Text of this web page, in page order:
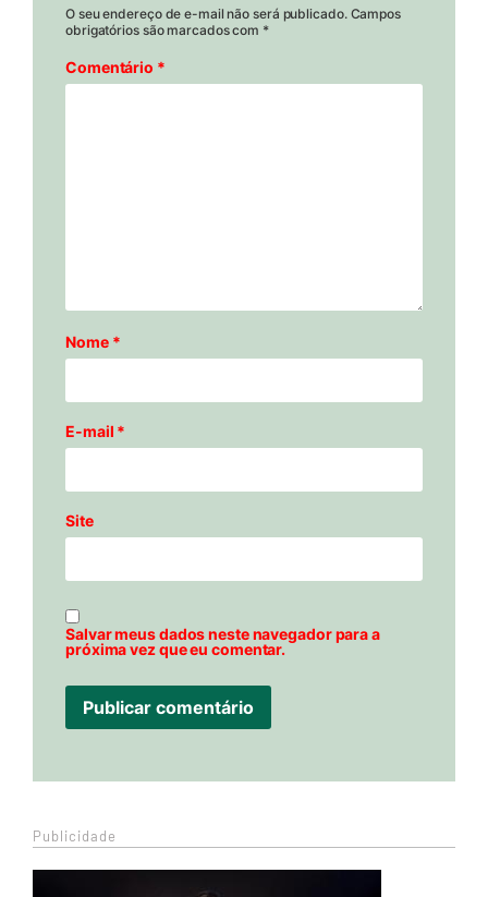
O seu endereço de e-mail não será publicado. Campos
obrigatórios são marcados com *
Comentário *
Nome *
E-mail *
Site
Salvar meus dados neste navegador para a
próxima vez que eu comentar.
Publicidade